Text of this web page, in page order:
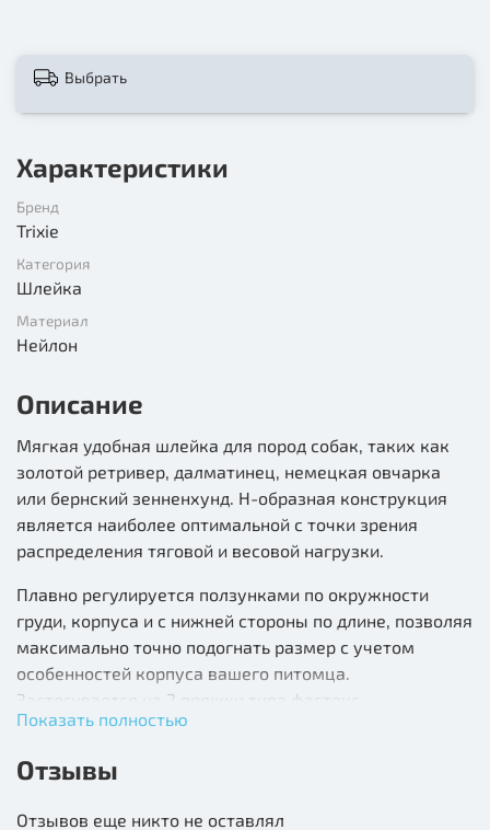
Выбрать
Характеристики
Бренд
Trixie
Категория
Шлейка
Материал
Нейлон
Описание
Мягкая удобная шлейка для пород собак, таких как
золотой ретривер, далматинец, немецкая овчарка
или бернский зенненхунд. Н-образная конструкция
является наиболее оптимальной с точки зрения
распределения тяговой и весовой нагрузки.
Плавно регулируется ползунками по окружности
груди, корпуса и с нижней стороны по длине, позволяя
максимально точно подогнать размер с учетом
особенностей корпуса вашего питомца.
Застегивается на 2 пряжки типа фастекс,
украшенные логотипом бренда Trixie. Для поводка
нежном светло-сиреневом оттенке. Вы можете
Показать полностью
Отзывы
Отзывов еще никто не оставлял